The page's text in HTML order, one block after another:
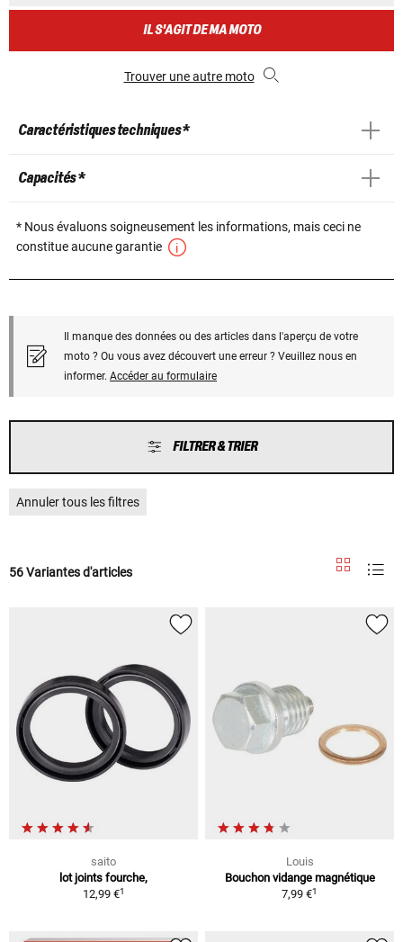
IL S'AGIT DE MA MOTO
Trouver une autre moto
Caractéristiques techniques *
Capacités *
* Nous évaluons soigneusement les informations, mais ceci ne
constitue aucune garantie
Il manque des données ou des articles dans l'aperçu de votre
moto ? Ou vous avez découvert une erreur ? Veuillez nous en
informer. Accéder au formulaire
FILTRER & TRIER
Annuler tous les filtres
56 Variantes d'articles
saito
lot joints fourche,
12,99 €1
Louis
Bouchon vidange magnétique
7,99 €1